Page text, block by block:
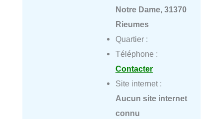
Notre Dame, 31370
Rieumes
Quartier :
Téléphone :
Contacter
Site internet :
Aucun site internet
connu